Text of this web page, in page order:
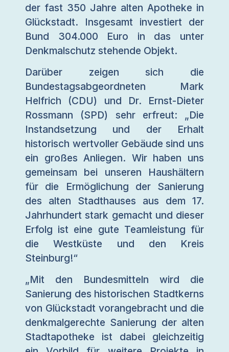
der fast 350 Jahre alten Apotheke in
Glückstadt. Insgesamt investiert der
Bund 304.000 Euro in das unter
Denkmalschutz stehende Objekt.
Darüber zeigen sich die
Bundestagsabgeordneten Mark
Helfrich (CDU) und Dr. Ernst-Dieter
Rossmann (SPD) sehr erfreut: „Die
Instandsetzung und der Erhalt
historisch wertvoller Gebäude sind uns
ein großes Anliegen. Wir haben uns
gemeinsam bei unseren Haushältern
für die Ermöglichung der Sanierung
des alten Stadthauses aus dem 17.
Jahrhundert stark gemacht und dieser
Erfolg ist eine gute Teamleistung für
die Westküste und den Kreis
Steinburg!“
„Mit den Bundesmitteln wird die
Sanierung des historischen Stadtkerns
von Glückstadt vorangebracht und die
denkmalgerechte Sanierung der alten
Stadtapotheke ist dabei gleichzeitig